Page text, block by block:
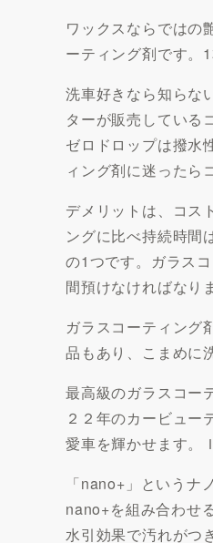
ワックスならではの
ーティング剤です。
洗車好きなら知らな
ターが販売している
ゼロドロップは撥水
ィング剤に迷ったら
デメリットは、コス
ングに比べ持続時間
の1つです。ガラス
間預けなければなり
ガラスコーティング
品もあり、こまめに
最高級のガラスコー
２２年のカービュー
愛車を輝かせます。
「nano+」という
nano+を組み合わせ
水引効果で汚れがつ